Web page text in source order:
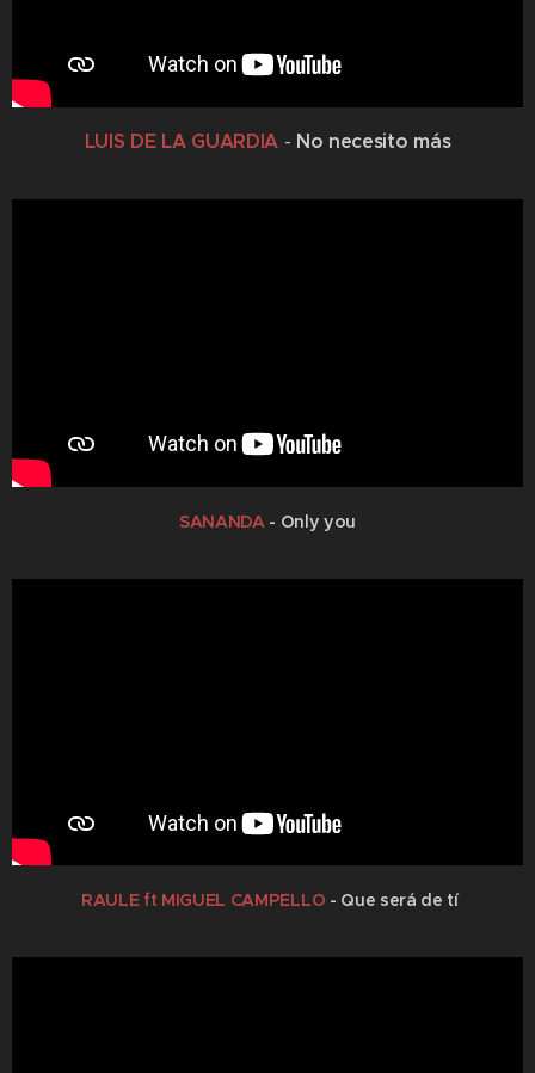
LUIS DE LA GUARDIA - No necesito más
SANANDA - Only you
RAULE ft MIGUEL CAMPELLO - Que será de tí